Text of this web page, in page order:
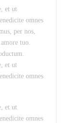
et ut
omnes
per nos,
tuo.
et ut
omnes
et ut
omnes